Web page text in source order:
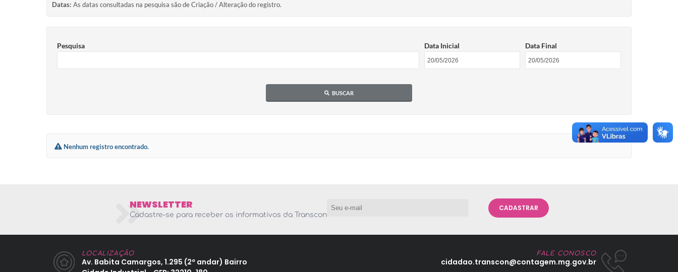
Datas: As datas consultadas na pesquisa são de Criação / Alteração do registro.
Pesquisa Data Inicial Data Final
BUSCAR
Nenhum registro encontrado.
NEWSLETTER
Cadastre-se para receber os informativos da Transcon
CADASTRAR
LOCALIZAÇÃO
Av. Babita Camargos, 1.295 (2º andar) Bairro
FALE CONOSCO
cidadao.transcon@contagem.mg.gov.br